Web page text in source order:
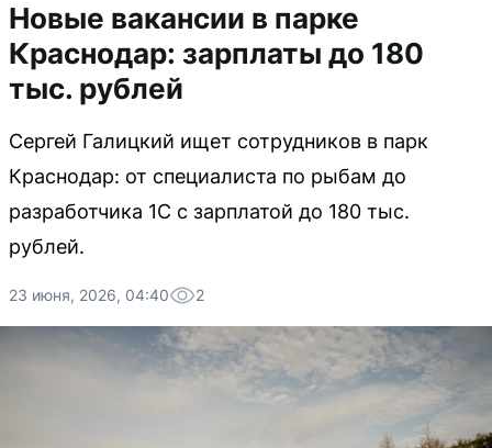
Новые вакансии в парке
Краснодар: зарплаты до 180
тыс. рублей
Сергей Галицкий ищет сотрудников в парк
Краснодар: от специалиста по рыбам до
разработчика 1С с зарплатой до 180 тыс.
рублей.
23 июня, 2026, 04:40 2